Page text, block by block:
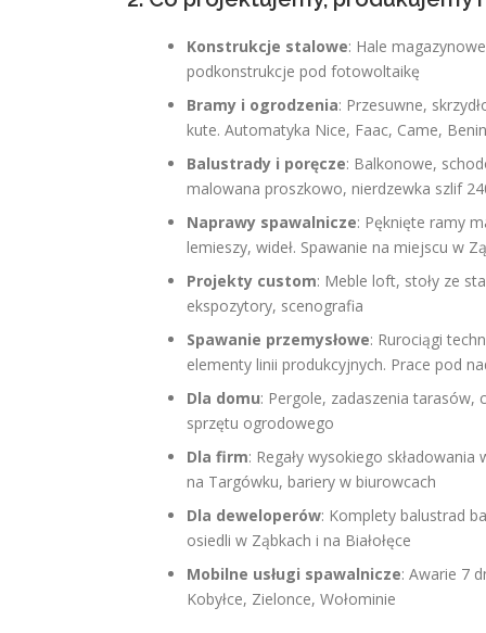
Konstrukcje stalowe: Hale
podkonstrukcje pod fotowoltaikę
Bramy i ogrodzenia: Przesuwne,
kute. Automatyka Nice, Faac, Came,
Balustrady i poręcze: Balkonowe,
malowana proszkowo, nierdzewka szlif
Naprawy spawalnicze: Pęknięte ramy
lemieszy, wideł. Spawanie na miejscu w
Projekty custom: Meble loft, stoły ze
ekspozytory, scenografia
Spawanie przemysłowe: Rurociągi
elementy linii produkcyjnych. Prace pod
Dla domu: Pergole, zadaszenia tarasów,
sprzętu ogrodowego
Dla firm: Regały wysokiego
na Targówku, bariery w biurowcach
Dla deweloperów: Komplety balustrad
osiedli w Ząbkach i na Białołęce
Mobilne usługi spawalnicze: Awarie 7
Kobyłce, Zielonce, Wołominie